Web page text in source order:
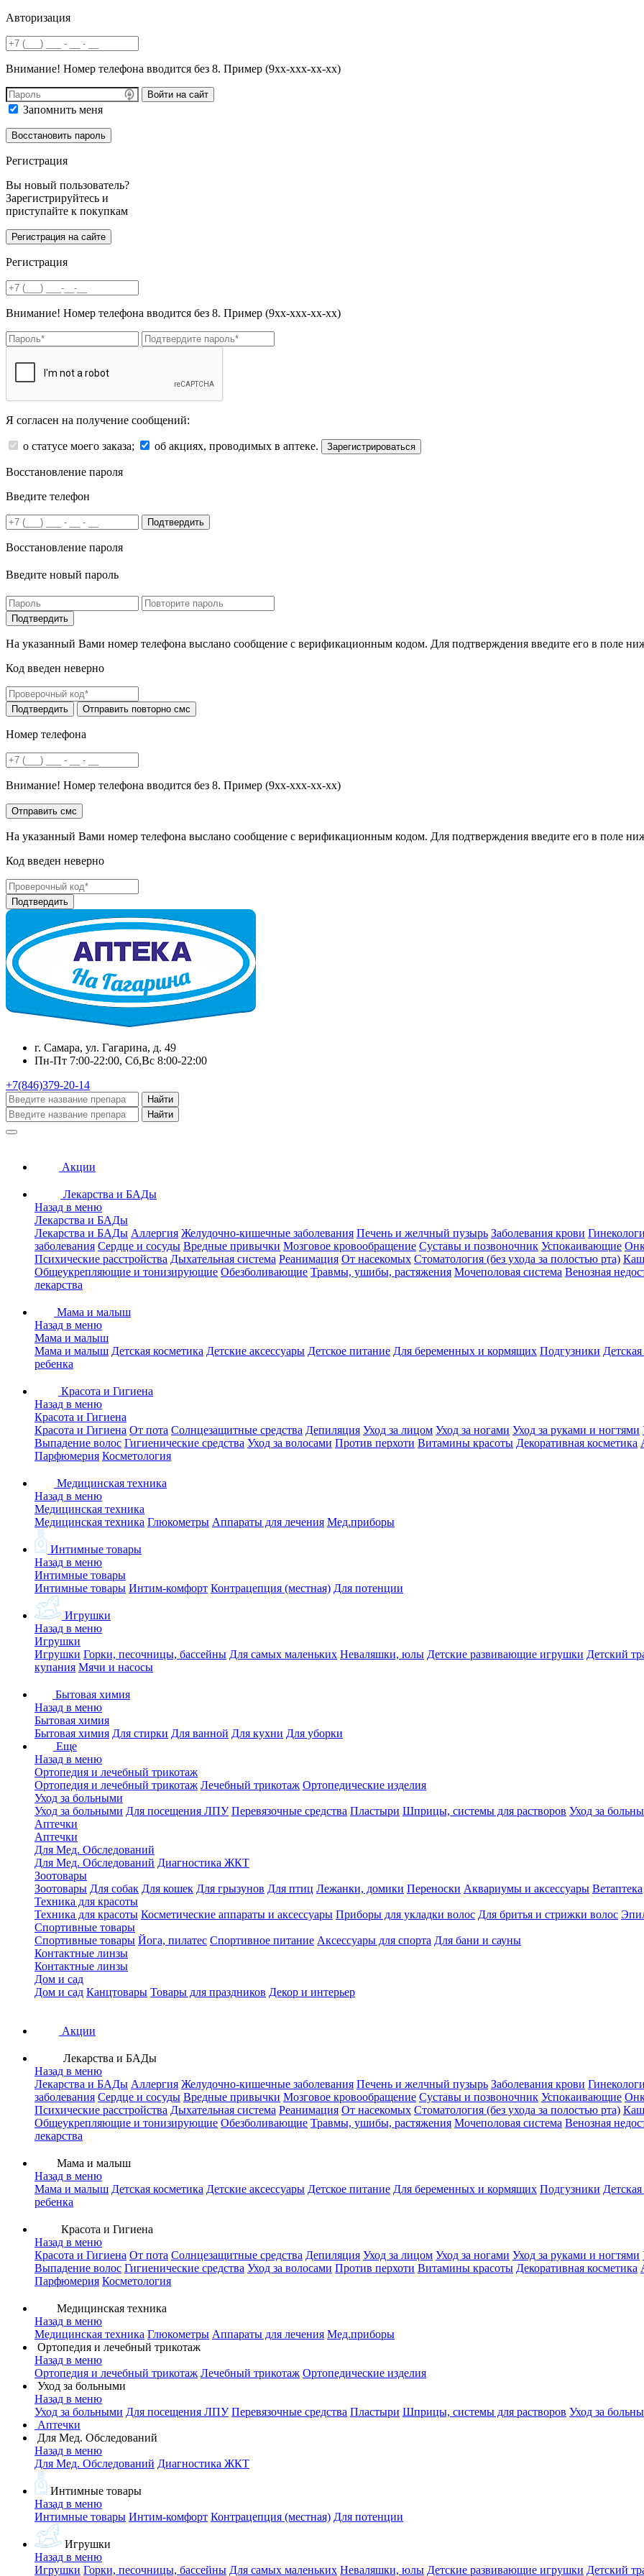
Авторизация
Внимание! Номер телефона вводится без 8. Пример (9хх-ххх-хх-хх)
Войти на сайт
Запомнить меня
Регистрация
Вы новый пользователь?
Зарегистрируйтесь и
приступайте к покупкам
Регистрация
Внимание! Номер телефона вводится без 8. Пример (9хх-ххх-хх-хх)
Я согласен на получение сообщений:
о статусе моего заказа; об акциях, проводимых в аптеке. Зарегистрироваться
Восстановление пароля
Введите телефон
Подтвердить
Восстановление пароля
Введите новый пароль
На указанный Вами номер телефона выслано сообщение с верификационным кодом. Для подтверждения введите его в поле
Код введен неверно
Номер телефона
Внимание! Номер телефона вводится без 8. Пример (9хх-ххх-хх-хх)
На указанный Вами номер телефона выслано сообщение с верификационным кодом. Для подтверждения введите его в поле
Код введен неверно
г. Самара, ул. Гагарина, д. 49
Пн-Пт 7:00-22:00, Сб,Вс 8:00-22:00
+7(846)379-20-14
Найти
Найти
Акции
Лекарства и БАДы
Назад в меню
Лекарства и БАДы
Лекарства и БАДы Аллергия Желудочно-кишечные заболевания Печень и желчный пузырь Заболевания крови
заболевания Сердце и сосуды Вредные привычки Мозговое кровообращение Суставы и позвоночник Успокаивающие
Психические расстройства Дыхательная система Реанимация От насекомых Стоматология (без ухода за полостью рта)
Общеукрепляющие и тонизирующие Обезболивающие Травмы, ушибы, растяжения Мочеполовая система Венозная
лекарства
Мама и малыш
Назад в меню
Мама и малыш
Мама и малыш Детская косметика Детские аксессуары Детское питание Для беременных и кормящих Подгузники
ребенка
Красота и Гигиена
Назад в меню
Красота и Гигиена
Красота и Гигиена От пота Солнцезащитные средства Депиляция Уход за лицом Уход за ногами Уход за руками и ногтями
Выпадение волос Гигиенические средства Уход за волосами Против перхоти Витамины красоты Декоративная косметика
Парфюмерия Косметология
Медицинская техника
Назад в меню
Медицинская техника
Медицинская техника Глюкометры Аппараты для лечения Мед.приборы
Интимные товары
Назад в меню
Интимные товары
Интимные товары Интим-комфорт Контрацепция (местная) Для потенции
Игрушки
Назад в меню
Игрушки
Игрушки Горки, песочницы, бассейны Для самых маленьких Неваляшки, юлы Детские развивающие игрушки Детский
купания Мячи и насосы
Бытовая химия
Назад в меню
Бытовая химия
Бытовая химия Для стирки Для ванной Для кухни Для уборки
Еще
Назад в меню
Ортопедия и лечебный трикотаж
Ортопедия и лечебный трикотаж Лечебный трикотаж Ортопедические изделия
Уход за больными
Уход за больными Для посещения ЛПУ Перевязочные средства Пластыри Шприцы, системы для растворов Уход за
Аптечки
Аптечки
Для Мед. Обследований
Для Мед. Обследований Диагностика ЖКТ
Зоотовары
Зоотовары Для собак Для кошек Для грызунов Для птиц Лежанки, домики Переноски Аквариумы и аксессуары Ветаптека
Техника для красоты
Техника для красоты Косметические аппараты и аксессуары Приборы для укладки волос Для бритья и стрижки волос
Спортивные товары
Спортивные товары Йога, пилатес Спортивное питание Аксессуары для спорта Для бани и сауны
Контактные линзы
Контактные линзы
Дом и сад
Дом и сад Канцтовары Товары для праздников Декор и интерьер
Акции
Лекарства и БАДы
Назад в меню
Лекарства и БАДы Аллергия Желудочно-кишечные заболевания Печень и желчный пузырь Заболевания крови
заболевания Сердце и сосуды Вредные привычки Мозговое кровообращение Суставы и позвоночник Успокаивающие
Психические расстройства Дыхательная система Реанимация От насекомых Стоматология (без ухода за полостью рта)
Общеукрепляющие и тонизирующие Обезболивающие Травмы, ушибы, растяжения Мочеполовая система Венозная
лекарства
Мама и малыш
Назад в меню
Мама и малыш Детская косметика Детские аксессуары Детское питание Для беременных и кормящих Подгузники
ребенка
Красота и Гигиена
Назад в меню
Красота и Гигиена От пота Солнцезащитные средства Депиляция Уход за лицом Уход за ногами Уход за руками и ногтями
Выпадение волос Гигиенические средства Уход за волосами Против перхоти Витамины красоты Декоративная косметика
Парфюмерия Косметология
Медицинская техника
Назад в меню
Медицинская техника Глюкометры Аппараты для лечения Мед.приборы
Ортопедия и лечебный трикотаж
Назад в меню
Ортопедия и лечебный трикотаж Лечебный трикотаж Ортопедические изделия
Уход за больными
Назад в меню
Уход за больными Для посещения ЛПУ Перевязочные средства Пластыри Шприцы, системы для растворов Уход за
Аптечки
Для Мед. Обследований
Назад в меню
Для Мед. Обследований Диагностика ЖКТ
Интимные товары
Назад в меню
Интимные товары Интим-комфорт Контрацепция (местная) Для потенции
Игрушки
Назад в меню
Игрушки Горки, песочницы, бассейны Для самых маленьких Неваляшки, юлы Детские развивающие игрушки Детский